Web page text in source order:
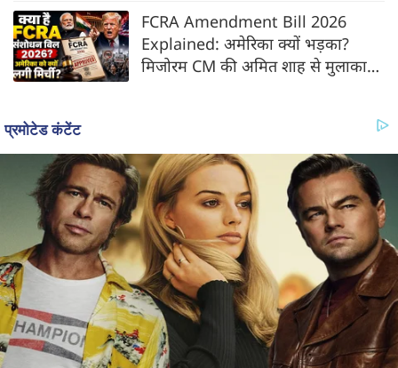
FCRA Amendment Bill 2026
Explained: अमेरिका क्यों भड़का?
मिजोरम CM की अमित शाह से मुलाकात